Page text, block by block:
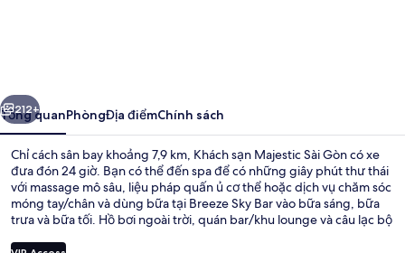
Gòn
Tiếp
212+
Tổng quanPhòngĐịa điểmChính sách
Chỉ cách sân bay khoảng 7,9 km, Khách sạn Majestic Sài Gòn có xe
đưa đón 24 giờ. Bạn có thể đến spa để có những giây phút thư thái
với massage mô sâu, liệu pháp quấn ủ cơ thể hoặc dịch vụ chăm sóc
móng tay/chân và dùng bữa tại Breeze Sky Bar vào bữa sáng, bữa
trưa và bữa tối. Hồ bơi ngoài trời, quán bar/khu lounge và câu lạc bộ